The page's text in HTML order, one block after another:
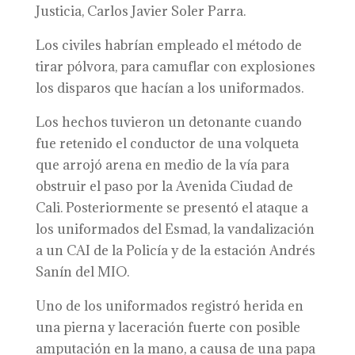
Justicia, Carlos Javier Soler Parra.
Los civiles habrían empleado el método de
tirar pólvora, para camuflar con explosiones
los disparos que hacían a los uniformados.
Los hechos tuvieron un detonante cuando
fue retenido el conductor de una volqueta
que arrojó arena en medio de la vía para
obstruir el paso por la Avenida Ciudad de
Cali. Posteriormente se presentó el ataque a
los uniformados del Esmad, la vandalización
a un CAI de la Policía y de la estación Andrés
Sanín del MIO.
Uno de los uniformados registró herida en
una pierna y laceración fuerte con posible
amputación en la mano, a causa de una papa